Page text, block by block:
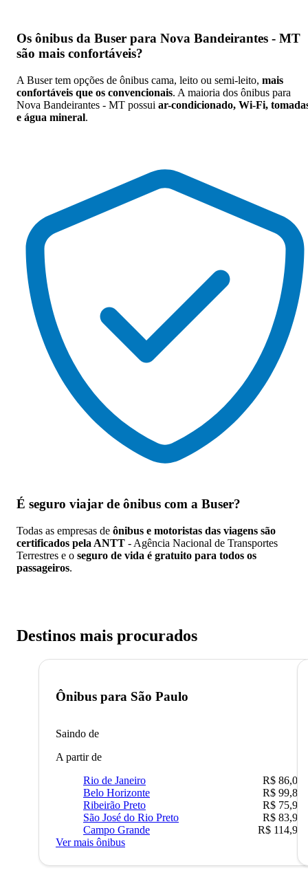
Os ônibus da Buser para Nova Bandeirantes - MT
são mais confortáveis?
A Buser tem opções de ônibus cama, leito ou semi-leito, mais
confortáveis que os convencionais. A maioria dos ônibus para
Nova Bandeirantes - MT possui ar-condicionado, Wi-Fi,
e água mineral.
É seguro viajar de ônibus com a Buser?
Todas as empresas de ônibus e motoristas das viagens são
certificados pela ANTT - Agência Nacional de Transportes
Terrestres e o seguro de vida é gratuito para todos os
passageiros.
Destinos mais procurados
Ônibus para São Paulo
Saindo de
A partir de
Rio de Janeiro
R$ 86,00
Belo Horizonte
R$ 99,89
Ribeirão Preto
R$ 75,90
São José do Rio Preto
R$ 83,90
Campo Grande
R$ 114,90
Ver mais ônibus